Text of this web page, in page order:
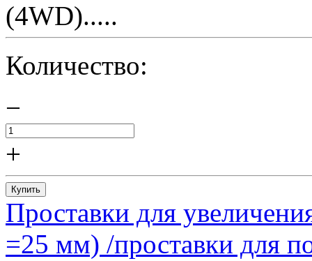
(4WD).....
Количество:
−
+
Купить
Проставки для
=25 мм) /проставки для